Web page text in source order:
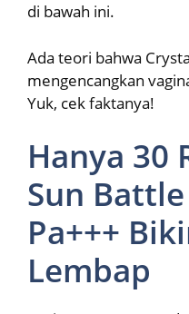
di bawah ini.
Ada teori bahwa
mengencangkan
Yuk, cek faktanya!
Hanya 30
Sun
Pa+++
Lembap